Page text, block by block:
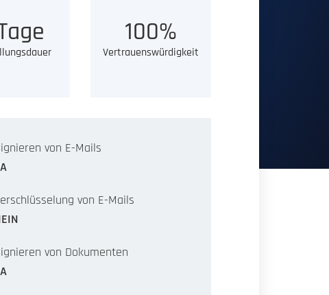
100%
Vertrauenswürdigkeit
von E-Mails
von E-Mails
von Dokumenten